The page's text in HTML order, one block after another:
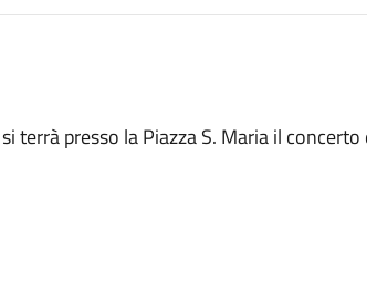
terrà presso la Piazza S. Maria il